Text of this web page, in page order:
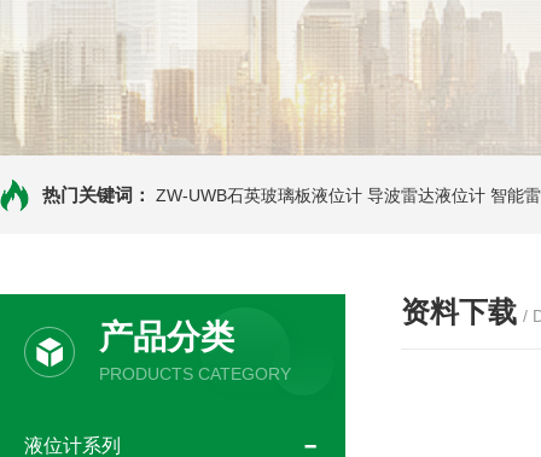
热门关键词： ZW-UWB石英玻璃板液位计 导波雷达液位计 智能
产品分类
PRODUCTS CATEGORY
液位计系列
资料下载 /